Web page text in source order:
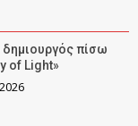
πίσω
of Light»